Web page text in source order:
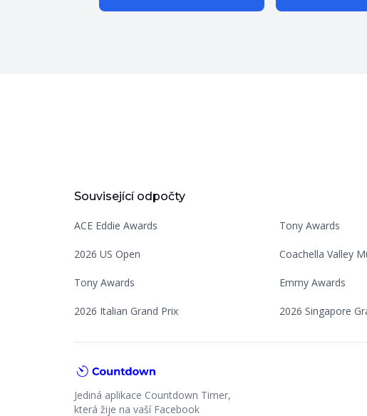
Související odpočty
ACE Eddie Awards Tony Awards
2026 US Open Coachella Valley
Tony Awards Emmy Awards
2026 Italian Grand Prix 2026 Singapore
Jediná aplikace Countdown Timer,
která žije na vaší Facebook